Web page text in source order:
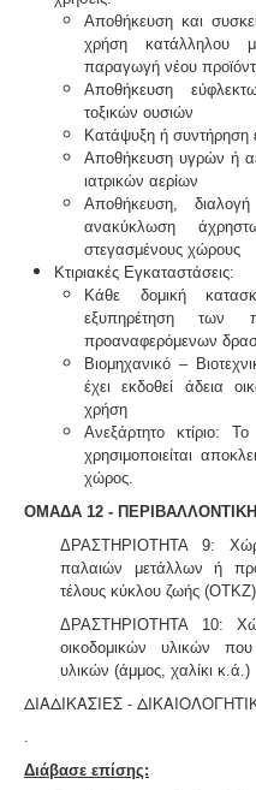
Αποθήκευση και
χρήση κατάλληλου
παραγωγή νέου
Αποθήκευση
τοξικών ουσιών
Κατάψυξη ή
Αποθήκευση υγρών ή
ιατρικών αερίων
Αποθήκευση,
ανακύκλωση
στεγασμένους χώρους
Κτιριακές Εγκαταστάσεις:
Κάθε δομική
εξυπηρέτηση
προαναφερόμενων
Βιομηχανικό –
έχει εκδοθεί άδεια
χρήση
Ανεξάρτητο κτίριο:
χρησιμοποιείται
χώρος.
ΟΜΑΔΑ 12 -
ΔΡΑΣΤΗΡΙΟΤΗΤΑ 9:
παλαιών μετάλλων ή
τέλους κύκλου ζωής (ΟΤΚΖ)
ΔΡΑΣΤΗΡΙΟΤΗΤΑ 10:
οικοδομικών υλικών
υλικών (άμμος, χαλίκι κ.ά.)
ΔΙΑΔΙΚΑΣΙΕΣ -
.
Διάβασε επίσης: